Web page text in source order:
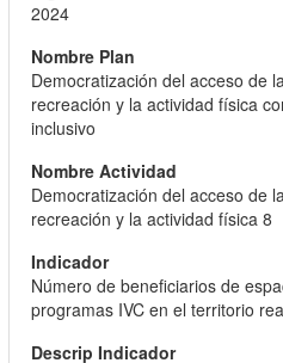
2024
Democratización del acceso de
recreación y la actividad física
inclusivo
Democratización del acceso de
recreación y la actividad física 8
Número de beneficiarios de
programas IVC en el territorio